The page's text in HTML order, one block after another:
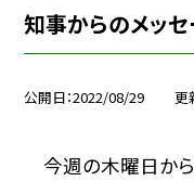
知事からのメッ
公開日 2022/08/29 更
今週の木曜日か